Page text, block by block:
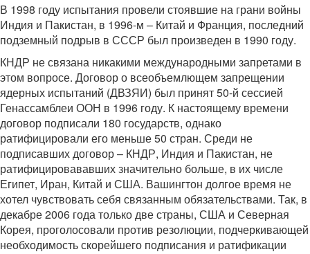
В 1998 году испытания провели стоявшие на грани войны
Индия и Пакистан, в 1996-м – Китай и Франция, последний
подземный подрыв в СССР был произведен в 1990 году.
КНДР не связана никакими международными запретами в
этом вопросе. Договор о всеобъемлющем запрещении
ядерных испытаний (ДВЗЯИ) был принят 50-й сессией
Генассамблеи ООН в 1996 году. К настоящему времени
договор подписали 180 государств, однако
ратифицировали его меньше 50 стран. Среди не
подписавших договор – КНДР, Индия и Пакистан, не
ратифицировававших значительно больше, в их числе
Египет, Иран, Китай и США. Вашингтон долгое время не
хотел чувствовать себя связанным обязательствами. Так, в
декабре 2006 года только две страны, США и Северная
Корея, проголосовали против резолюции, подчеркивающей
необходимость скорейшего подписания и ратификации